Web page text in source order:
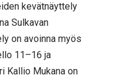
kevätnäyttely
Sulkavan
on avoinna myös
11–16 ja
Kallio Mukana on